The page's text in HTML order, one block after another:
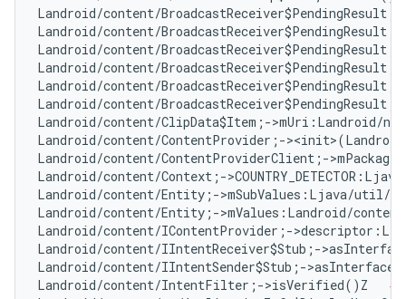
Landroid/content/
Landroid/content/
Landroid/content/
Landroid/content/
Landroid/content/
Landroid/content/
Landroid/content/ClipData$Item;-
Landroid/content/ContentProvider;-
Landroid/content/ContentProviderClient;-
Landroid/content/Context;-
Landroid/content/Entity;->mSubValues:Ljava/
Landroid/content/Entity;->mValues:Landroid/
Landroid/content/IContentProvider;-
Landroid/content/IIntentReceiver$Stub;-
Landroid/content/IIntentSender$Stub;-
Landroid/content/IntentFilter;->isVerified()Z #